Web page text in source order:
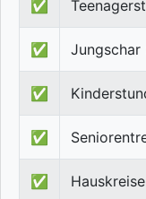
✅
✅ Jungschar
✅
✅
✅ Hauskreise